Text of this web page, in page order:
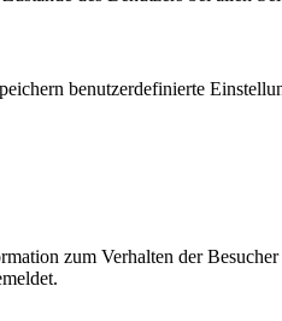
benutzerdefinierte
zum Verhalten der